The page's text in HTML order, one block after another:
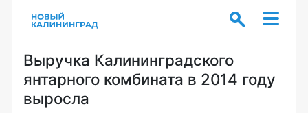
Выручка Калининградского
янтарного комбината в 2014 году
выросла